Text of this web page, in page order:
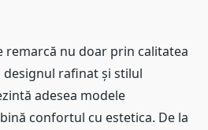
remarcă nu doar prin calitatea
designul rafinat și stilul
adesea modele
confortul cu estetica. De la